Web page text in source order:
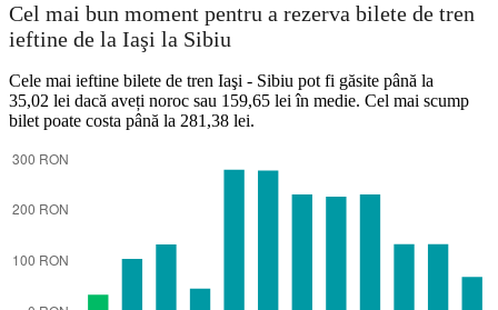
Cel mai bun moment pentru a rezerva bilete de tren
ieftine de la Iaşi la Sibiu
Cele mai ieftine bilete de tren Iaşi - Sibiu pot fi găsite până la
35,02 lei dacă aveți noroc sau 159,65 lei în medie. Cel mai scump
bilet poate costa până la 281,38 lei.